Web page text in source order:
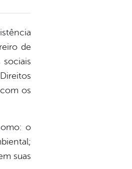
de
sociais
os
o
suas